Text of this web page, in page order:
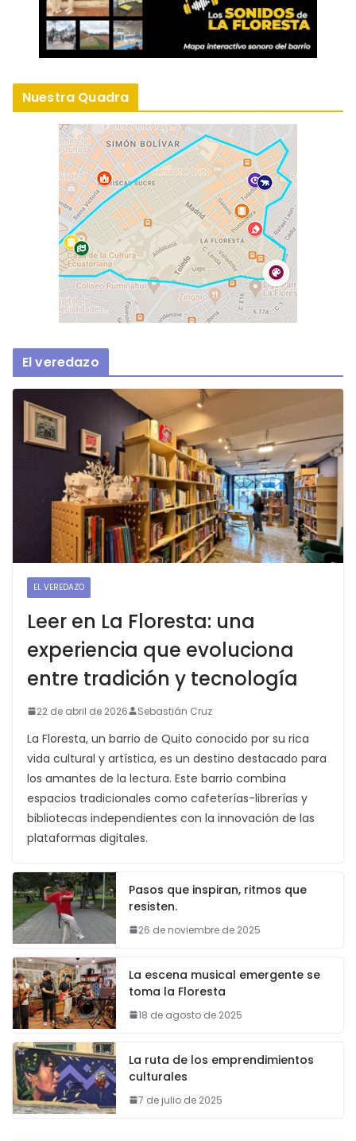
Nuestra Quadra
El veredazo
EL VEREDAZO
Leer en La Floresta: una
experiencia que evoluciona
entre tradición y tecnología
22 de abril de 2026 Sebastián Cruz
La Floresta, un barrio de Quito conocido por su rica
vida cultural y artística, es un destino destacado para
los amantes de la lectura. Este barrio combina
espacios tradicionales como cafeterías-librerías y
bibliotecas independientes con la innovación de las
plataformas digitales.
Pasos que inspiran, ritmos que
resisten.
26 de noviembre de 2025
La escena musical emergente se
toma la Floresta
18 de agosto de 2025
La ruta de los emprendimientos
culturales
7 de julio de 2025